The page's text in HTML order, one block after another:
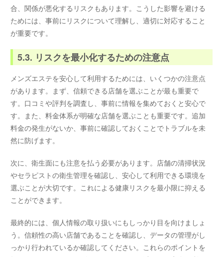
合、関係が悪化するリスクもあります。こうした影響を避ける
ためには、事前にリスクについて理解し、適切に対応すること
が重要です。
5.3. リスクを最小化するための注意点
メンズエステを安心して利用するためには、いくつかの注意点
があります。まず、信頼できる店舗を選ぶことが最も重要で
す。口コミや評判を調査し、事前に情報を集めておくと安心で
す。また、料金体系が明確な店舗を選ぶことも重要です。追加
料金の発生がないか、事前に確認しておくことでトラブルを未
然に防げます。
次に、衛生面にも注意を払う必要があります。店舗の清掃状況
やセラピストの衛生管理を確認し、安心して利用できる環境を
選ぶことが大切です。これによる健康リスクを最小限に抑える
ことができます。
最終的には、個人情報の取り扱いにもしっかり目を向けましょ
う。信頼性の高い店舗であることを確認し、データの管理がし
っかり行われているか確認してください。これらのポイントを